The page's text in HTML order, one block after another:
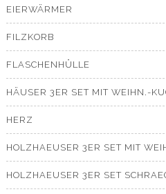
EIERWÄRMER
FILZKORB
FLASCHENHÜLLE
HÄUSER 3ER SET MIT WEIHN.-
HERZ
HOLZHAEUSER 3ER SET MIT
HOLZHAEUSER 3ER SET